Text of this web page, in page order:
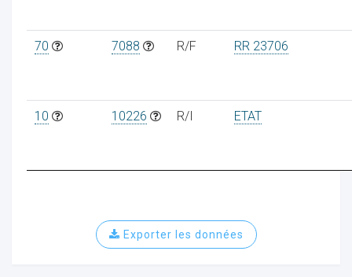
70 7088 R/F RR 23706
10 10226 R/I ETAT
Exporter les données